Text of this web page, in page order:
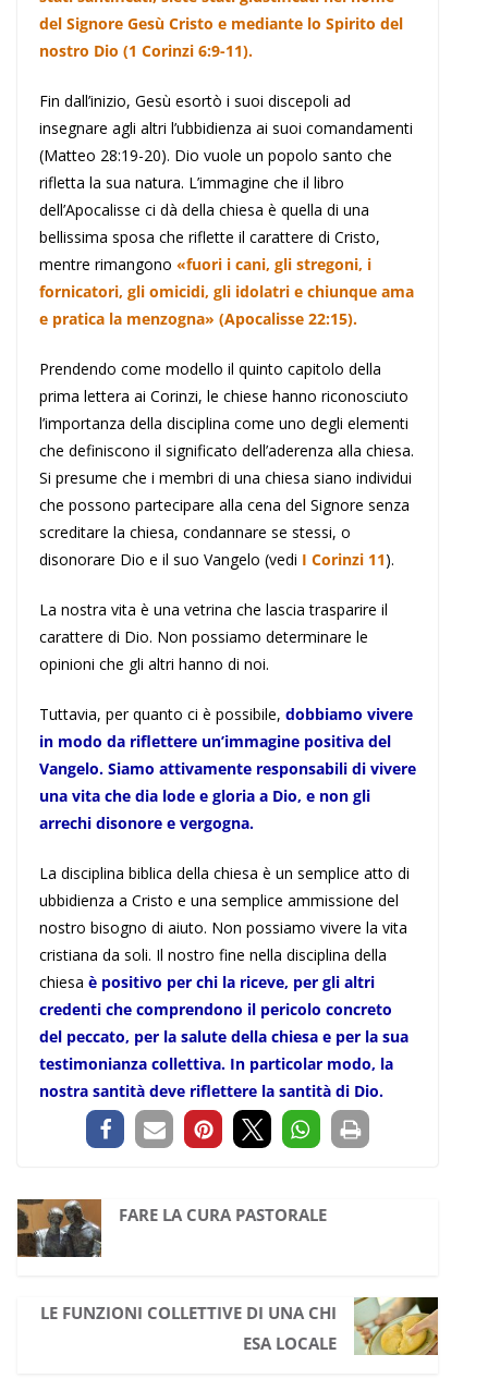
del Signore Gesù Cristo e mediante lo Spirito del
nostro Dio (1 Corinzi 6:9-11).
Fin dall’inizio, Gesù esortò i suoi discepoli ad
insegnare agli altri l’ubbidienza ai suoi comandamenti
(Matteo 28:19-20). Dio vuole un popolo santo che
rifletta la sua natura. L’immagine che il libro
dell’Apocalisse ci dà della chiesa è quella di una
bellissima sposa che riflette il carattere di Cristo,
mentre rimangono «fuori i cani, gli stregoni, i
fornicatori, gli omicidi, gli idolatri e chiunque ama
e pratica la menzogna» (Apocalisse 22:15).
Prendendo come modello il quinto capitolo della
prima lettera ai Corinzi, le chiese hanno riconosciuto
l’importanza della disciplina come uno degli elementi
che definiscono il significato dell’aderenza alla chiesa.
Si presume che i membri di una chiesa siano individui
che possono partecipare alla cena del Signore senza
screditare la chiesa, condannare se stessi, o
disonorare Dio e il suo Vangelo (vedi I Corinzi 11).
La nostra vita è una vetrina che lascia trasparire il
carattere di Dio. Non possiamo determinare le
opinioni che gli altri hanno di noi.
Tuttavia, per quanto ci è possibile, dobbiamo vivere
in modo da riflettere un’immagine positiva del
Vangelo. Siamo attivamente responsabili di vivere
una vita che dia lode e gloria a Dio, e non gli
arrechi disonore e vergogna.
La disciplina biblica della chiesa è un semplice atto di
ubbidienza a Cristo e una semplice ammissione del
nostro bisogno di aiuto. Non possiamo vivere la vita
cristiana da soli. Il nostro fine nella disciplina della
chiesa è positivo per chi la riceve, per gli altri
credenti che comprendono il pericolo concreto
del peccato, per la salute della chiesa e per la sua
testimonianza collettiva. In particolar modo, la
nostra santità deve riflettere la santità di Dio.
FARE LA CURA PASTORALE
LE FUNZIONI COLLETTIVE DI UNA CHI
ESA LOCALE